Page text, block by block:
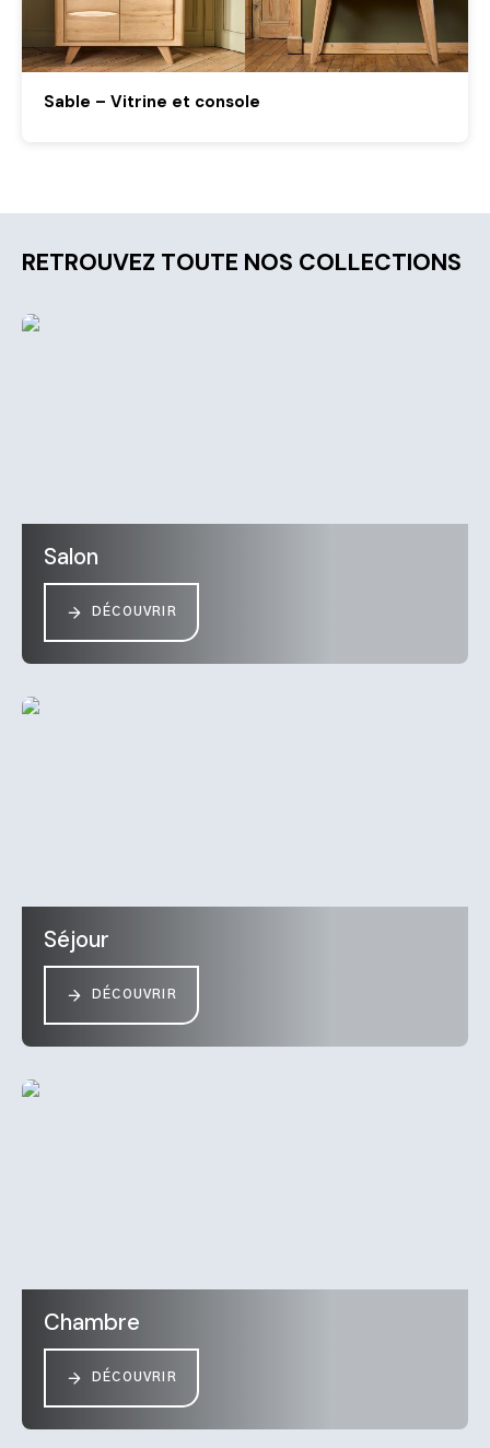
Sable – Vitrine et console
RETROUVEZ TOUTE NOS COLLECTIONS
Salon
DÉCOUVRIR
Séjour
DÉCOUVRIR
Chambre
DÉCOUVRIR